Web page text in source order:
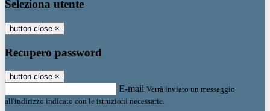
Seleziona utente
button close ×
Recupero password
button close ×
E-mail Verrà inviato un messaggio
all'indirizzo indicato con le istruzioni necessarie.